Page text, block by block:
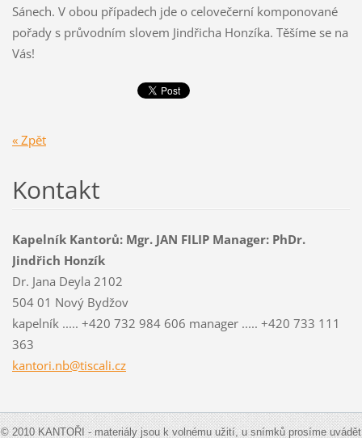
Sánech. V obou případech jde o celovečerní komponované
pořady s průvodním slovem Jindřicha Honzíka. Těšíme se na
Vás!
« Zpět
Kontakt
Kapelník Kantorů: Mgr. JAN FILIP Manager: PhDr.
Jindřich Honzík
Dr. Jana Deyla 2102
504 01 Nový Bydžov
kapelník ..... +420 732 984 606 manager ..... +420 733 111
363
kantori.nb@tiscali.cz
© 2010 KANTOŘI - materiály jsou k volnému užití, u snímků prosíme uvádět